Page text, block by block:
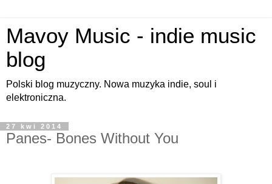
Mavoy Music - indie music
blog
Polski blog muzyczny. Nowa muzyka indie, soul i
elektroniczna.
27 kwi 2014
Panes- Bones Without You